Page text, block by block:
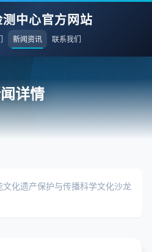
中心官方网站
新闻资讯 联系我们
详情
文化遗产保护与传播科学文化沙龙